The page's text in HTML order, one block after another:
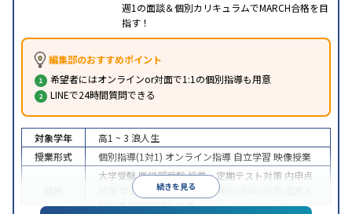
週1の面談＆個別カリキュラムでMARCH合格を目
指す！
編集部のおすすめポイント
希望者にはオンラインor対面で1:1の個別指導も用意
LINEで24時間質問できる
続きを見る
対象学年 高1 ~ 3 浪人生
授業形式
個別指導(1対1) オンライン指導 自立学習 映像授業
大学受験医学部受験授業・定期テスト対策 内申点
学習習慣の定着 総合型選抜(旧AO)対策
試対策学校別特化対策